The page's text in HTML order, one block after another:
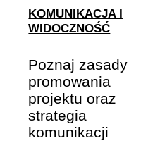
KOMUNIKACJA I
WIDOCZNOŚĆ
Poznaj zasady
promowania
projektu oraz
strategia
komunikacji